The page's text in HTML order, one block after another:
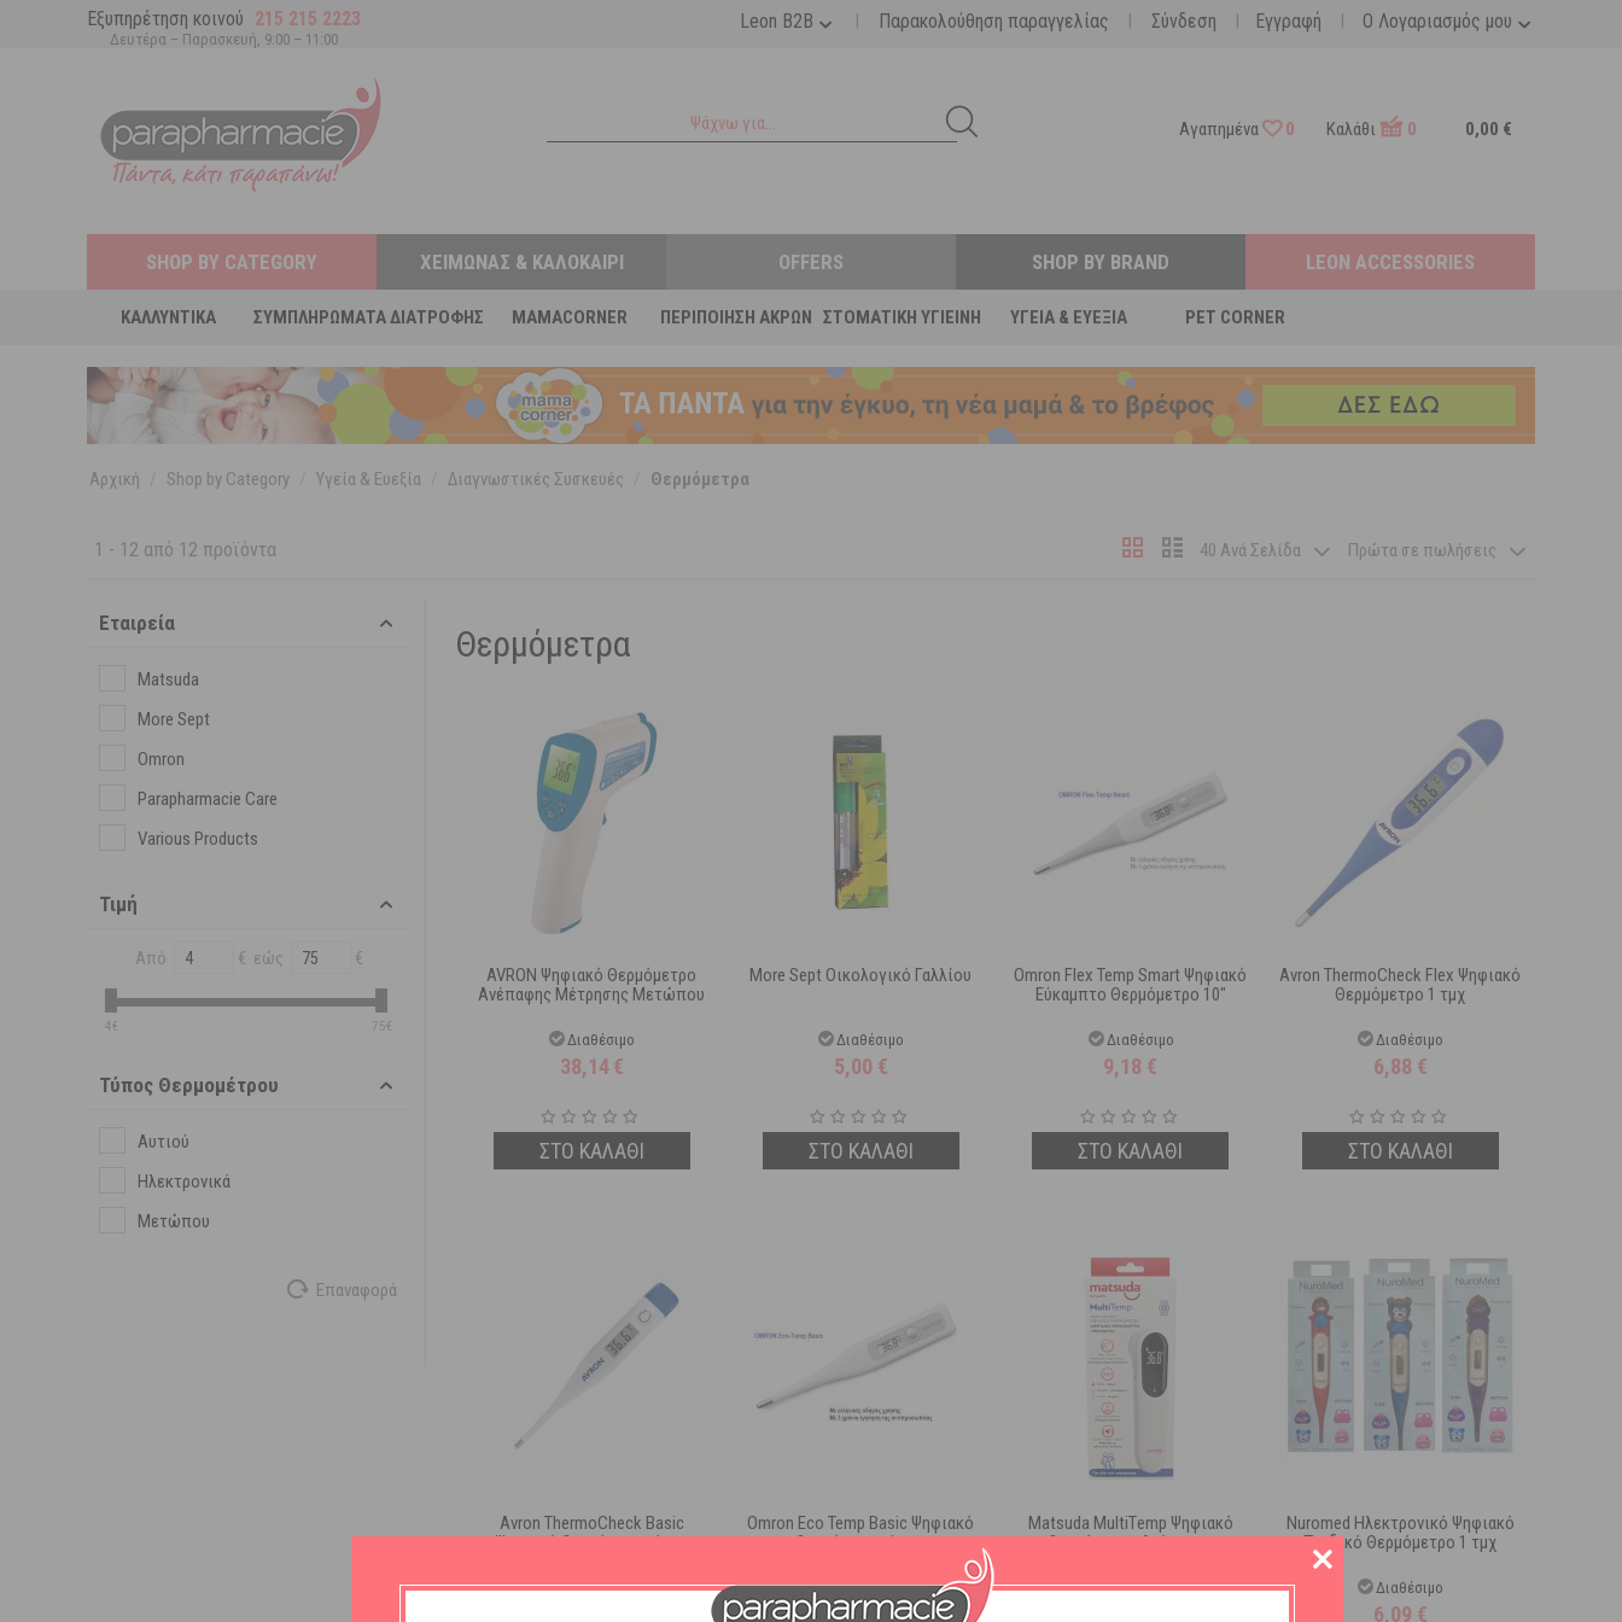
Εξυπηρέτηση κοινού 215 215 2223
Δευτέρα – Παρασκευή, 9:00 – 11:00
Ο Λογαριασμός μου
Leon B2B | Παρακολούθηση παραγγελίας | Σύνδεση | Εγγραφή |
Αγαπημένα 0 Καλάθι 0 0,00 €
SHOP BY CATEGORY
ΚΑΛΛΥΝΤΙΚΆ ΣΥΜΠΛΗΡΏΜΑΤΑ ΔΙΑΤΡΟΦΉΣ MAMACORNER ΠΕΡΙΠΟΊΗΣΗ ΆΚΡΩΝ ΣΤΟΜΑΤΙΚΉ ΥΓΙΕΙΝΉ ΥΓΕΊΑ & ΕΥΕΞΊΑ PET CORNER
ΧΕΙΜΏΝΑΣ & ΚΑΛΟΚΑΊΡΙ OFFERS SHOP BY BRAND LEON ACCESSORIES
Αρχική Shop by Category Υγεία & Ευεξία Διαγνωστικές Συσκευές Θερμόμετρα
1 - 12 από 12 προϊόντα Πρώτα σε πωλήσεις
40 Ανά Σελίδα
Εταιρεία
Matsuda
More Sept
Omron
Parapharmacie Care
Various Products
Τιμή
Από € εώς €
4€ 75€
Τύπος Θερμομέτρου
Αυτιού
Ηλεκτρονικά
Μετώπου
Επαναφορά
Θερμόμετρα
AVRON Ψηφιακό Θερμόμετρο
Ανέπαφης Μέτρησης Μετώπου
Διαθέσιμο
38,14 €
ΣΤΟ ΚΑΛΑΘΙ
More Sept Οικολογικό Γαλλίου
Διαθέσιμο
5,00 €
ΣΤΟ ΚΑΛΑΘΙ
Omron Flex Temp Smart Ψηφιακό
Εύκαμπτο Θερμόμετρο 10"
Διαθέσιμο
9,18 €
ΣΤΟ ΚΑΛΑΘΙ
Avron ThermoCheck Flex Ψηφιακό
Θερμόμετρο 1 τμχ
Διαθέσιμο
6,88 €
ΣΤΟ ΚΑΛΑΘΙ
Avron ThermoCheck Basic
Ψηφιακό Θερμόμετρο 1τμχ
Διαθέσιμο
Omron Eco Temp Basic Ψηφιακό
Θερμόμετρο 1 τμχ
Διαθέσιμο
9,03 €
Matsuda MultiΤemp Ψηφιακό
Θερμόμετρο Ανέπαφης
Διαθέσιμο
Nuromed Ηλεκτρονικό Ψηφιακό
Παιδικό Θερμόμετρο 1 τμχ
Διαθέσιμο
6,09 €